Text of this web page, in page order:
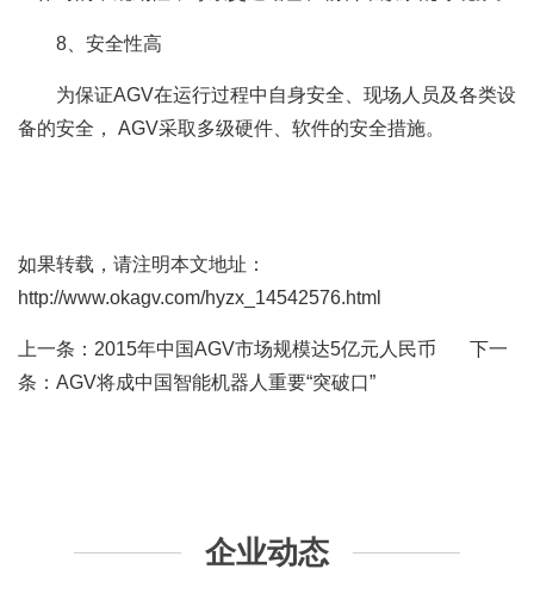
8、安全性高
为保证AGV在运行过程中自身安全、现场人员及各类设
备的安全， AGV采取多级硬件、软件的安全措施。
如果转载，请注明本文地址：
http://www.okagv.com/hyzx_14542576.html
上一条： 2015年中国AGV市场规模达5亿元人民币 下一
条： AGV将成中国智能机器人重要“突破口”
企业动态